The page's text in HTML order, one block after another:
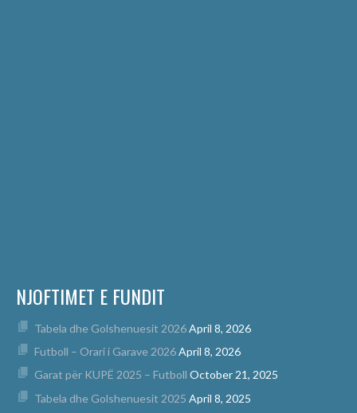
NJOFTIMET E FUNDIT
Tabela dhe Golshenuesit 2026April 8, 2026
Futboll – Orari i Garave 2026April 8, 2026
Garat për KUPË 2025 – Futboll October 21, 2025
Tabela dhe Golshenuesit 2025 April 8, 2025